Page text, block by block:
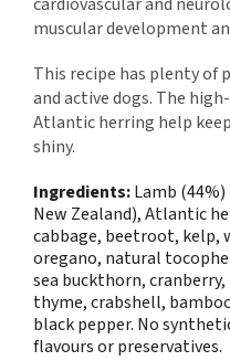
muscular development
This recipe has plenty of
and active dogs. The
Atlantic herring help
shiny.
Ingredients:Lamb
New Zealand), Atlantic
cabbage, beetroot, kelp,
oregano, natural
sea buckthorn,
thyme, crabshell,
black pepper. No
flavours or preservatives.